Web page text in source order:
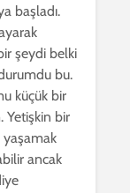
başladı.
şeydi belki
bu.
küçük bir
Yetişkin bir
yaşamak
ancak